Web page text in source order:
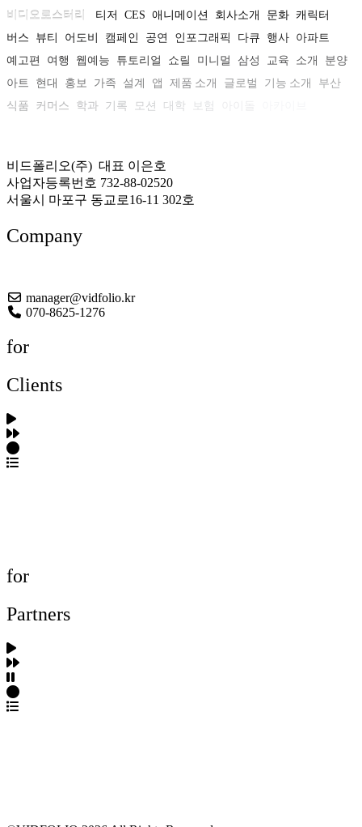
비디오로스터리
티저 CES 애니메이션 회사소개 문화 캐릭터
버스
뷰티 어도비 캠페인 공연 인포그래픽 다큐 행사 아파트
예고편
여행 웹예능 튜토리얼 쇼릴 미니멀 삼성 교육 소개
분양
아트
현대 홍보 가족 설계 앱 제품 소개 글로벌 기능 소개
부산
식품
커머스 학과 기록 모션 대학 보험
비드폴리오(주) 대표 이은호
사업자등록번호 732-88-02520
서울시 마포구 동교로16-11 302호
Company
manager@vidfolio.kr
070-8625-1276
for
Clients
for
Partners